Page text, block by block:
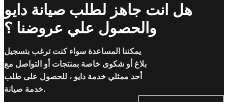
هل انت جاهز لطلب صيانة دايو
والحصول علي عروضنا ؟
يمكننا المساعدة سواء كنت ترغب بتسجيل
بلاغ أو شكوى خاصة بمنتجات أو التواصل مع
أحد ممثلي خدمة دايو ، للحصول على طلب
خدمة صيانة.